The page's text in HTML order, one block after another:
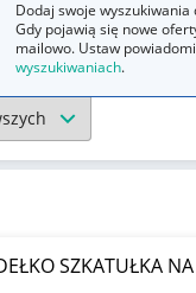
do manicure i
SZKATUŁKA
Dodaj swoje wyszukiwania
Gdy pojawią się nowe
mailowo. Ustaw
wyszukiwaniach.